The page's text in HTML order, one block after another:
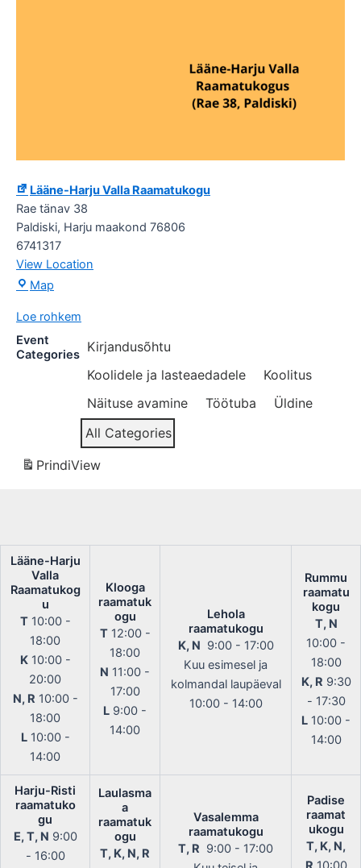
Lääne-Harju Valla Raamatukogu
Rae tänav 38
Paldiski, Harju maakond 76806
6741317
View Location
Map
Valla
Raamatukogu
Loe rohkem
Event
Categories Kirjandusõhtu
Koolidele ja lasteaedadele
Koolitus
Näituse avamine
Töötuba
Üldine
All Categories
PrindiView
Lääne-Harju
Valla
Raamatukog
u
T10:00 -
18:00
K10:00 -
20:00
N, R 10:00 -
18:00
L10:00 -
14:00
Klooga
raamatuk
ogu
T12:00 -
18:00
N 11:00 -
17:00
L 9:00 -
14:00
Lehola
raamatukogu
K, N 9:00 - 17:00
Kuu esimesel ja
kolmandal laupäeval
10:00 - 14:00
Rummu
raamatu
kogu
T, N
10:00 -
18:00
K, R 9:30
- 17:30
L 10:00 -
14:00
Harju-Risti
raamatuko
gu
E, T, N 9:00
- 16:00
Laulasma
a
raamatuk
ogu
T, K, N, R
Vasalemma
raamatukogu
T, R 9:00 - 17:00
Padise
raamat
ukogu
T, K, N,